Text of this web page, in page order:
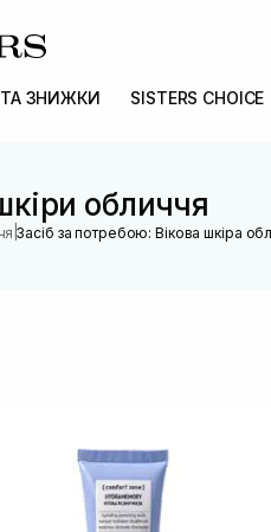
ТА ЗНИЖКИ SISTERS CHOICE
обличчя
|Засіб за потребою: Вікова шкіра